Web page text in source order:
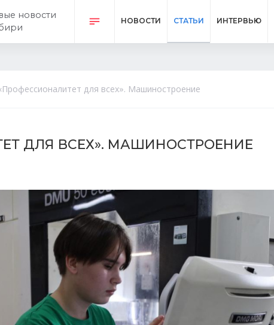
новости
НОВОСТИ СТАТЬИ ИНТЕРВЬЮ
для всех». Машиностроение
ДЛЯ ВСЕХ». МАШИНОСТРОЕНИЕ